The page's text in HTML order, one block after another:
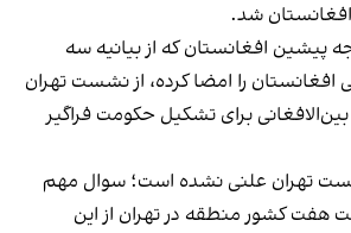
شد.
پیشین افغانستان که از بیانیه سه
را امضا کرده، از نشست تهران
برای تشکیل حکومت فراگیر
تهران علنی نشده است؛ سوال مهم
هفت کشور منطقه در تهران از این